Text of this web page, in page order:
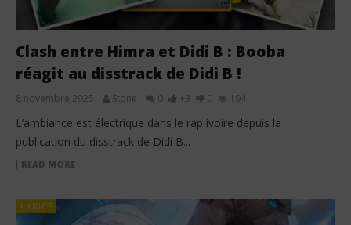
Clash entre Himra et Didi B : Booba
réagit au disstrack de Didi B !
8 novembre 2025 Stone 0 +3 0 194
L’ambiance est électrique dans le rap ivoire depuis la
publication du disstrack de Didi B...
READ MORE
LYRICS